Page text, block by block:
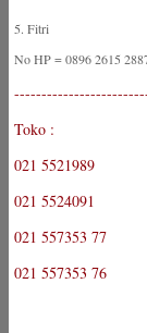
5. Fitri
No HP = 0896 2615
Toko :
021 5521989
021 5524091
021 557353 77
021 557353 76